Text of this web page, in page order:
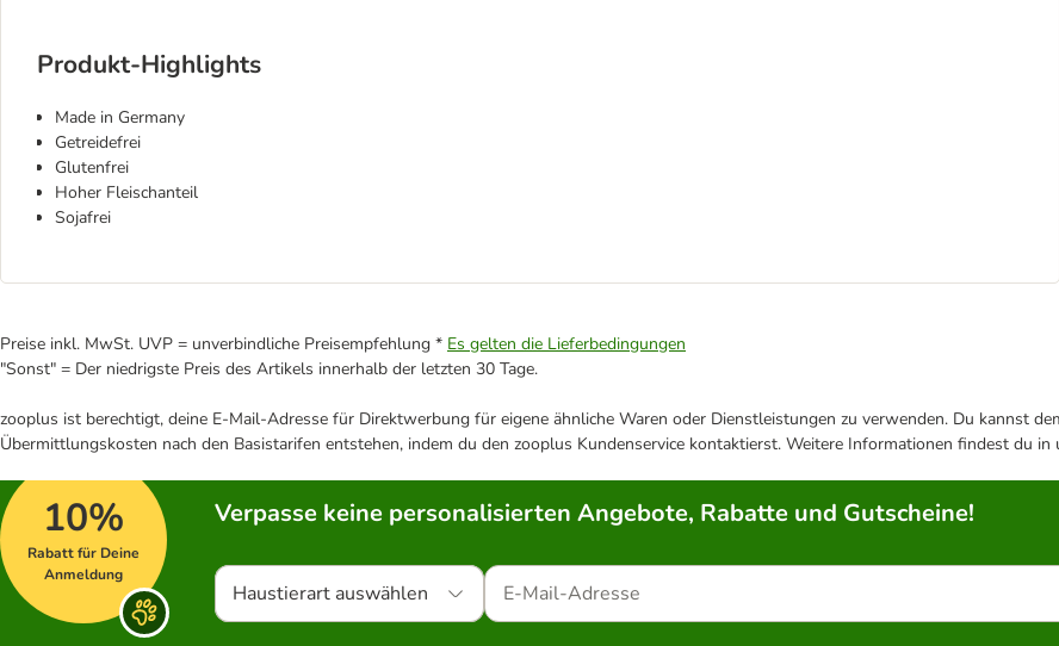
Produkt-Highlights
Made in Germany
Getreidefrei
Glutenfrei
Hoher Fleischanteil
Sojafrei
Preise inkl. MwSt. UVP = unverbindliche Preisempfehlung * Es gelten die Lieferbedingungen
"Sonst" = Der niedrigste Preis des Artikels innerhalb der letzten 30 Tage.
zooplus ist berechtigt, deine E-Mail-Adresse für Direktwerbung für eigene ähnliche Waren oder Dienstleistungen zu verwenden. Du kannst
Übermittlungskosten nach den Basistarifen entstehen, indem du den zooplus Kundenservice kontaktierst. Weitere Informationen findest du in
10%
Rabatt für Deine
Anmeldung
Verpasse keine personalisierten Angebote, Rabatte und Gutscheine!
Haustierart auswählen